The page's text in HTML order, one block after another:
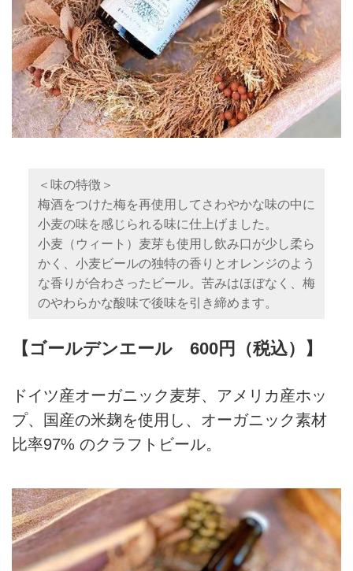
＜味の特徴＞
梅酒をつけた梅を再使用してさわやかな味の中に
小麦の味を感じられる味に仕上げました。
小麦（ウィート）麦芽も使用し飲み口が少し柔ら
かく、小麦ビールの独特の香りとオレンジのよう
な香りが合わさったビール。苦みはほぼなく、梅
のやわらかな酸味で後味を引き締めます。
【ゴールデンエール 600円（税込）】
ドイツ産オーガニック麦芽、アメリカ産ホッ
プ、国産の米麹を使用し、オーガニック素材
比率97% のクラフトビール。